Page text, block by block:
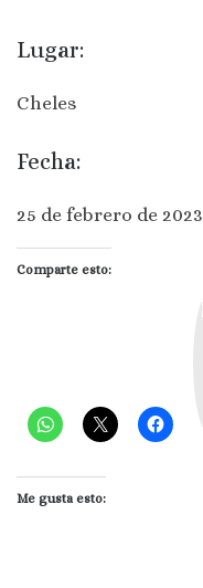
Lugar:
Cheles
Fecha:
25 de febrero de 2023
Comparte esto:
Me gusta esto: